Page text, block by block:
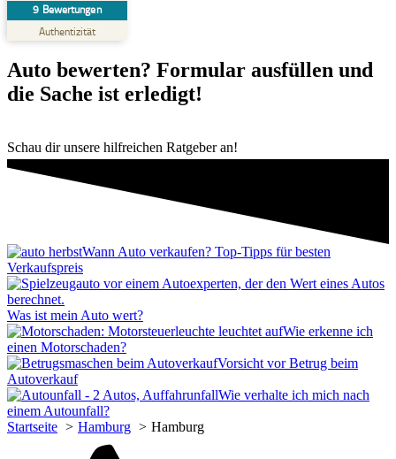
9 Bewertungen
Authentizität
SEHR GUT
9
Erfahren Sie mehr über dieses Bewertungssiegel
Profil ansehen
Auto bewerten? Formular ausfüllen und
die Sache ist erledigt!
Schau dir unsere hilfreichen Ratgeber an!
Wann Auto verkaufen? Top-Tipps für besten
Verkaufspreis
Was ist mein Auto wert?
Wie erkenne ich
einen Motorschaden?
Vorsicht vor Betrug beim
Autoverkauf
Wie verhalte ich mich nach
einem Autounfall?
Startseite
Hamburg Hamburg